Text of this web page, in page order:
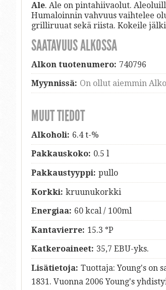
Ale. Ale on pintahiivaolut.
Humaloinnin vahvuus vaihtelee
grilliruuat sekä riista. Kokeile
SAATAVUUS ALKOSSA
Alkon tuotenumero: 740796
Myynnissä: On ollut aiemmin
MUUT TIEDOT
Alkoholi: 6.4 t-%
Pakkauskoko: 0.5 l
Pakkaustyyppi: pullo
Korkki: kruunukorkki
Energiaa: 60 kcal / 100ml
Kantavierre: 15.3 °P
Katkeroaineet: 35,7 EBU-yks.
Lisätietoja: Tuottaja: Young's on
1831. Vuonna 2006 Young's